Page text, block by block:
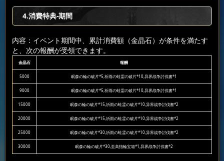
4.消費特典-期間
内容：イベント期間中、累計消費額（金晶石）が条件を満たす
と、次の報酬が受領できます。
金晶石 報酬
5000 眠森の輪の破片*5,祈雨の蛙霊の破片*10,异界战争討伐書*1
9000 眠森の輪の破片*5,祈雨の蛙霊の破片*10,异界战争討伐書*1
15000 眠森の輪の破片*15,祈雨の蛙霊の破片*10,异界战争討伐書*2
20000 眠森の輪の破片*15,祈雨の蛙霊の破片*10,异界战争討伐書*2
25000 眠森の輪の破片*30,祈雨の蛙霊の破片*10,异界战争討伐書*2
30000 眠森の輪の破片*30,至高指輪宝箱*1,异界战争討伐書*2